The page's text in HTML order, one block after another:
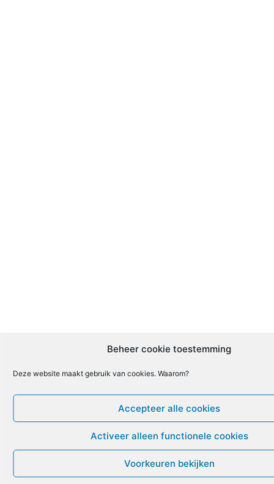
Beheer cookie toestemming
Deze website maakt gebruik van cookies. Waarom?
Accepteer alle cookies
Activeer alleen functionele cookies
Voorkeuren bekijken